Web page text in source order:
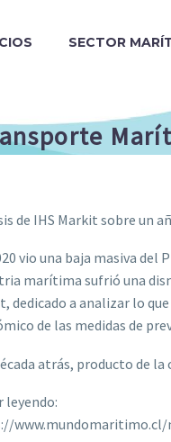
SECTOR
de IHS Markit sobre un
vio una baja masiva del
marítima sufrió una
dedicado a analizar lo
de las medidas de
atrás, producto de
leyendo: